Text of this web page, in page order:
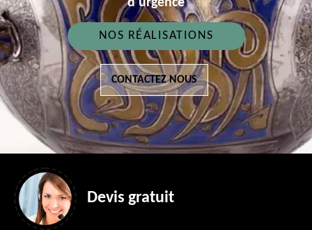
d'urgence
NOS RÉALISATIONS
CONTACTEZ NOUS
Devis gratuit